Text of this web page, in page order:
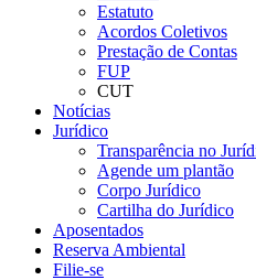
Estatuto
Acordos Coletivos
Prestação de Contas
FUP
CUT
Notícias
Jurídico
Transparência no
Agende um plantão
Corpo Jurídico
Cartilha do Jurídico
Aposentados
Reserva Ambiental
Filie-se